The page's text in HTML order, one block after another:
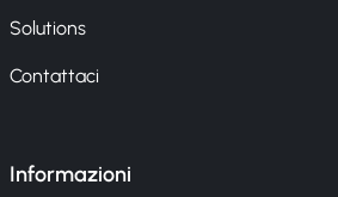
Solutions
Contattaci
Informazioni